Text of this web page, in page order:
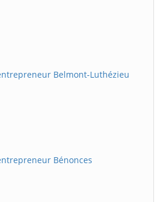
Belmont-Luthézieu
Bénonces